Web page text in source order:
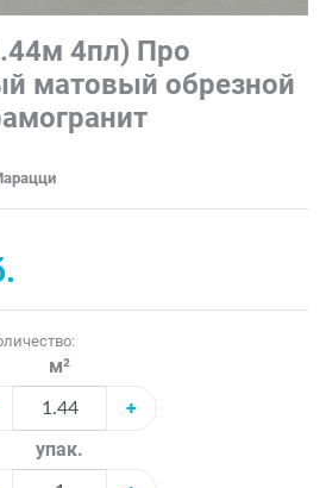
4пл) Про
матовый обрезной
м²
+
упак.